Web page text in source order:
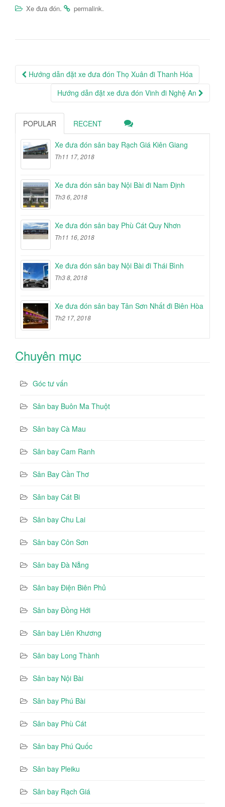
Xe đưa đón. permalink.
Post
navigation
Hướng dẫn đặt xe đưa đón Thọ Xuân đi Thanh Hóa
Hướng dẫn đặt xe đưa đón Vinh đi Nghệ An
POPULAR RECENT
Xe đưa đón sân bay Rạch Giá Kiên Giang
Th11 17, 2018
Xe đưa đón sân bay Nội Bài đi Nam Định
Th3 6, 2018
Xe đưa đón sân bay Phù Cát Quy Nhơn
Th11 16, 2018
Xe đưa đón sân bay Nội Bài đi Thái Bình
Th3 8, 2018
Xe đưa đón sân bay Tân Sơn Nhất đi Biên Hòa
Th2 17, 2018
Chuyên mục
Góc tư vấn
Sân bay Buôn Ma Thuột
Sân bay Cà Mau
Sân bay Cam Ranh
Sân Bay Cần Thơ
Sân bay Cát Bi
Sân bay Chu Lai
Sân bay Côn Sơn
Sân bay Đà Nẵng
Sân bay Điện Biên Phủ
Sân bay Đồng Hới
Sân bay Liên Khương
Sân bay Long Thành
Sân bay Nội Bài
Sân bay Phú Bài
Sân bay Phù Cát
Sân bay Phú Quốc
Sân bay Pleiku
Sân bay Rạch Giá